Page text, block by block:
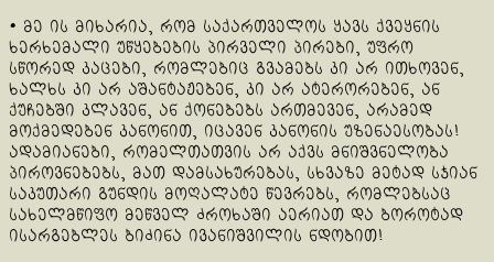
• მე ის მიხარია, რომ საქართველოს ყავს ქვეყნის
ხერხემალი უწყებების პირველი პირები, უფრო
სწორედ კაცები, რომლებიც გვამებს კი არ ითხოვენ,
ხალხს კი არ აშანტაჟებენ, კი არ ატერორებენ, ან
ქუჩებში კლავენ, ან ქონებებს ართმევენ, არამედ
მოქმედებენ კანონით, იცავენ კანონის უზენაესობას!
ადამიანები, რომელთათვის არ აქვს მნიშვნელობა
პიროვნებებს, მათ დამსახურებას, სხვაზე მეტად სჯიან
საკუთარი გუნდის მოღალატე წევრებს, რომლებსაც
სახელმწიფო მეწველ ძროხაში აერიათ და ბოროტად
ისარგებლეს ბიძინა ივანიშვილის ნდობით!